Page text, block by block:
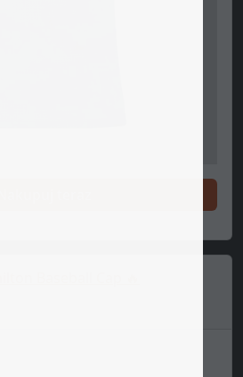
Baseball Cap 🔥